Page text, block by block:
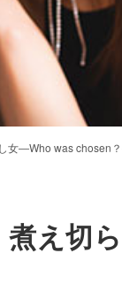
女―Who was chosen
え切